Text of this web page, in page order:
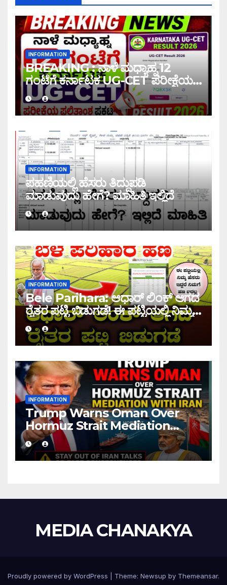
INFORMATION
BREAKING : ನಾಳೆ ಮಧ್ಯಾಹ್ನ 12
ಗಂಟೆಗೆ ಕರ್ನಾಟಕ UG-CET ಪರೀಕ್ಷೆಯ
ಫಲಿತಾಂಶ ಪ್ರಕಟ |UG-CET Result
2026
INFORMATION
ಪಹಣಿಯಲ್ಲಿ ಹೆಸರು ತಿದ್ದುಪಡಿ
ಮಾಡುವುದು ಹೇಗೆ? ಮಾಹಿತಿ ಇಲ್ಲಿದೆ
INFORMATION
Bele Parihara: ಆಧಾರ್ ಲಿಂಕ್ ಆಗದ
ರೈತರ ಪಟ್ಟಿ ಬಿಡುಗಡೆ! ಈ ಪಟ್ಟಿಯಲ್ಲಿ ನಿಮ್ಮ
ಹೆಸರು ಇದ್ದರೆ ನಿಮಗೆ ಹಣ ಜಮಾ ಆಗಲ್ಲ !
INFORMATION
Trump Warns Oman Over
Hormuz Strait Mediation
With Iran
MEDIA CHANAKYA
Proudly powered by WordPress Theme: Newsup by Themeansar.